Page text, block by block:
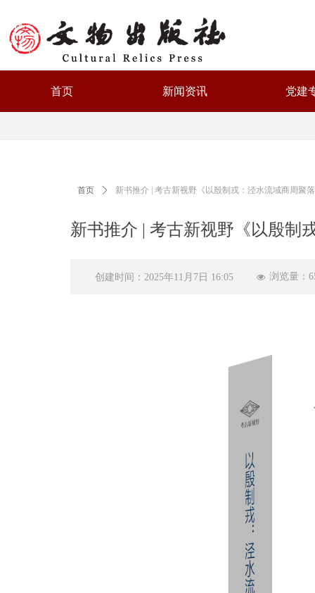
首页 新闻资讯 党建
新书推介 | 考古新视野《以殷制
创建时间： 2025年11月7日 16:05 넶 浏览量：
首页 ꄲ 新书推介 | 考古新视野《以殷制戎：泾水流域商周聚